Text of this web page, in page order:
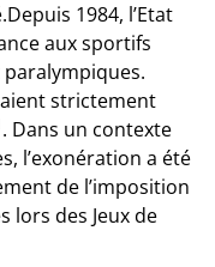
1984, l’Etat
aux sportifs
paralympiques.
strictement
. Dans un contexte
l’exonération a été
de l’imposition
lors des Jeux de